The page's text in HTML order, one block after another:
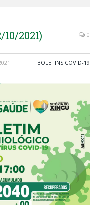
2021) 0
BOLETINS COVID-19